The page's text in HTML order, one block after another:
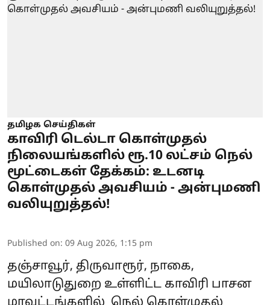
தமிழக செய்திகள்
காவிரி டெல்டா கொள்முதல்
நிலையங்களில் ரூ.10 லட்சம் நெல்
மூட்டைகள் தேக்கம்: உடனடி
கொள்முதல் அவசியம் - அன்புமணி
வலியுறுத்தல்!
Published on: 09 Aug 2026, 1:15 pm
தஞ்சாவூர், திருவாரூர், நாகை,
மயிலாடுதுறை உள்ளிட்ட காவிரி பாசன